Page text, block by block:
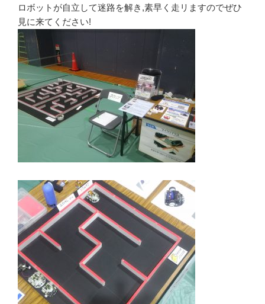
ロ
ボ
ッ
ト」”
の
ロボットが自立して迷路を解き,素早く走リますのでぜひ
見に来てください!